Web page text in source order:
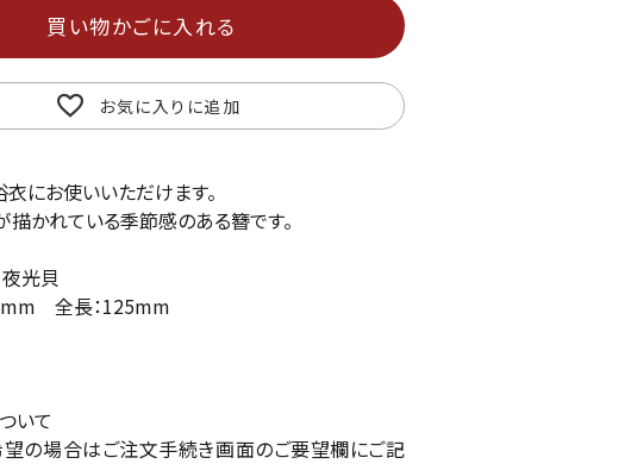
お気に入りに追加
買い物かごに入れる
にお使いいただけます。
かれている季節感のある簪です。
夜光貝
全長：125mm
いて
望の場合はご注文手続き画面のご要望欄にご記